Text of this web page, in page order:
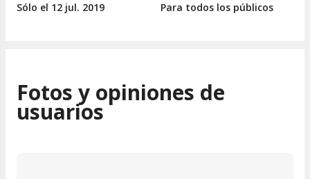
Sólo el 12 jul. 2019
Para todos los públicos
Fotos y opiniones de
usuarios